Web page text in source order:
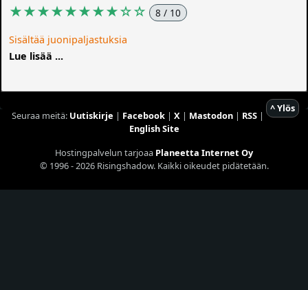
★★★★★★★★☆☆ 8 / 10
Sisältää juonipaljastuksia
Lue lisää ...
^ Ylös
Seuraa meitä: Uutiskirje | Facebook| X| Mastodon| RSS|
English Site
Hostingpalvelun tarjoaa Planeetta Internet Oy
© 1996 - 2026 Risingshadow. Kaikki oikeudet pidätetään.